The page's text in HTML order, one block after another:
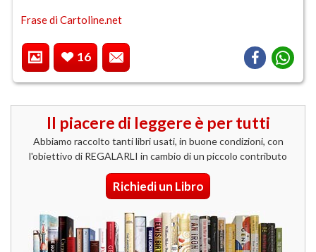
Frase di Cartoline.net
16
Il piacere di leggere è per tutti
Abbiamo raccolto tanti libri usati, in buone condizioni, con
l'obiettivo di REGALARLI in cambio di un piccolo contributo
Richiedi un Libro